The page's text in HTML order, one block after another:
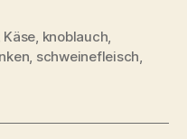
Käse, knoblauch,
, schweinefleisch,